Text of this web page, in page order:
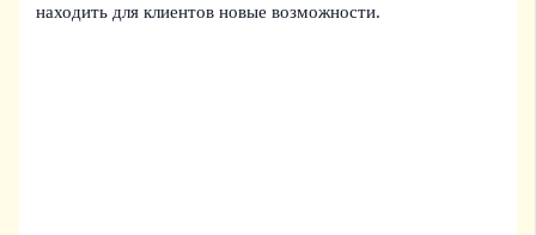
находить для клиентов новые возможности.